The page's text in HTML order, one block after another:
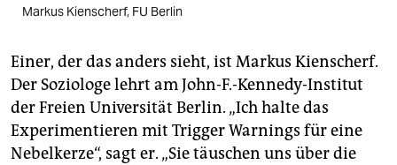
Markus Kienscherf, FU Berlin
Einer, der das anders sieht, ist Markus Kienscherf.
Der Soziologe lehrt am John-F.-Kennedy-Institut
der Freien Universität Berlin. „Ich halte das
Experimentieren mit Trigger Warnings für eine
Nebelkerze“, sagt er. „Sie täuschen uns über die